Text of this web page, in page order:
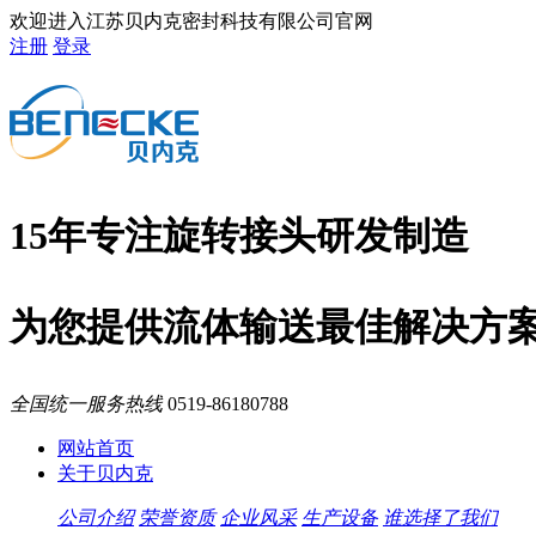
欢迎进入江苏贝内克密封科技有限公司官网
注册 登录
15年专注旋转接头研发制造
为您提供流体输送最佳解决方
全国统一服务热线0519-86180788
网站首页
关于贝内克
公司介绍 荣誉资质 企业风采 生产设备 谁选择了我们